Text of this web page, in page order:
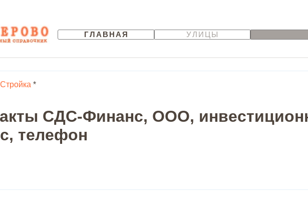
ГЛАВНАЯ УЛИЦЫ
Стройка *
СДС-Финанс, ООО,
телефон